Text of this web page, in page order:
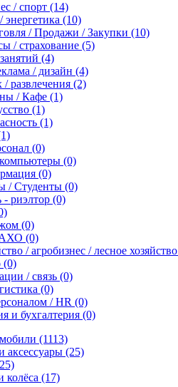
/ спорт (14)
энергетика (10)
/ Продажи / Закупки (10)
/ страхование (5)
(4)
/ дизайн (4)
развлечения (2)
/ Кафе (1)
(1)
(1)
(0)
(0)
(0)
/ Студенты (0)
риэлтор (0)
(0)
АХО (0)
/ агробизнес / лесное хозяйство
(0)
/ связь (0)
(0)
/ HR (0)
и бухгалтерия (0)
(1113)
аксессуары (25)
(17)